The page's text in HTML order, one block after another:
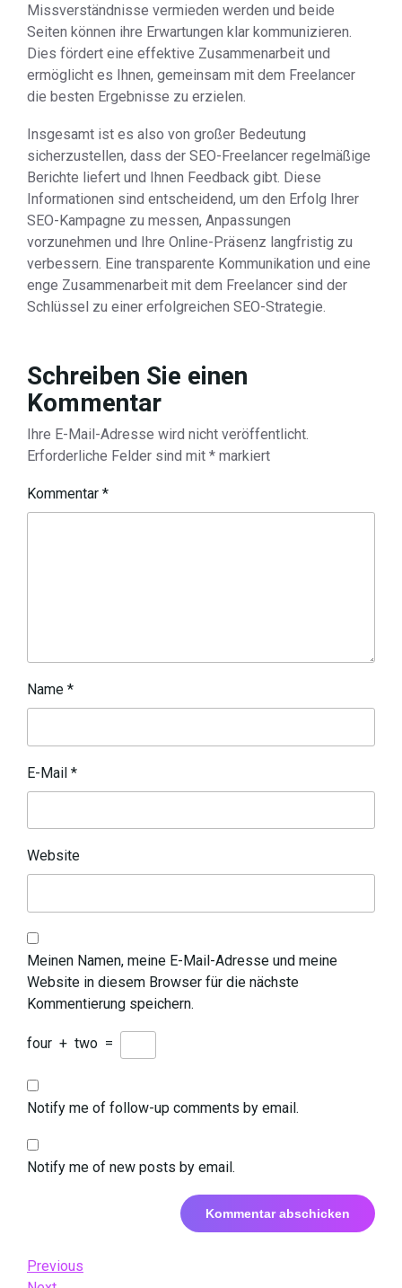
Missverständnisse vermieden werden und beide
Seiten können ihre Erwartungen klar kommunizieren.
Dies fördert eine effektive Zusammenarbeit und
ermöglicht es Ihnen, gemeinsam mit dem Freelancer
die besten Ergebnisse zu erzielen.
Insgesamt ist es also von großer Bedeutung
sicherzustellen, dass der SEO-Freelancer regelmäßige
Berichte liefert und Ihnen Feedback gibt. Diese
Informationen sind entscheidend, um den Erfolg Ihrer
SEO-Kampagne zu messen, Anpassungen
vorzunehmen und Ihre Online-Präsenz langfristig zu
verbessern. Eine transparente Kommunikation und eine
enge Zusammenarbeit mit dem Freelancer sind der
Schlüssel zu einer erfolgreichen SEO-Strategie.
Schreiben Sie einen
Kommentar
Ihre E-Mail-Adresse wird nicht veröffentlicht.
Erforderliche Felder sind mit * markiert
Kommentar *
Name *
E-Mail *
Website
Meinen Namen, meine E-Mail-Adresse und meine
Website in diesem Browser für die nächste
Kommentierung speichern.
four + two =
Notify me of follow-up comments by email.
Notify me of new posts by email.
Beitrags-
Previous
Previous